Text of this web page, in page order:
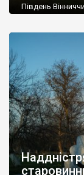
Південь
старовинний
збереглися,
мовою. За всіма
український.
роках Болган […]